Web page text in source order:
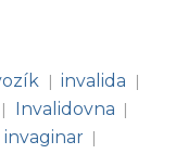
| invalida |
| Invalidovna |
invaginar |